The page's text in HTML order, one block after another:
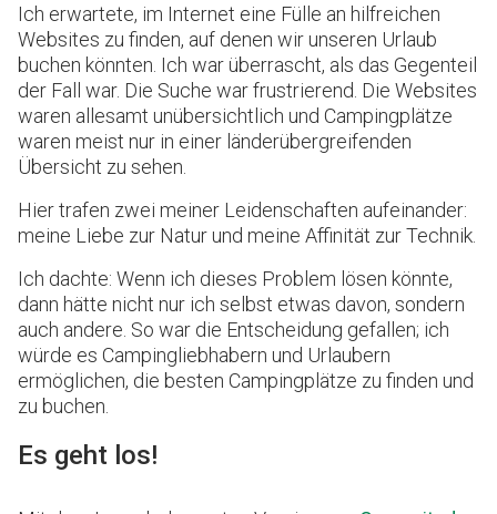
Ich erwartete, im Internet eine Fülle an hilfreichen
Websites zu finden, auf denen wir unseren Urlaub
buchen könnten. Ich war überrascht, als das Gegenteil
der Fall war. Die Suche war frustrierend. Die Websites
waren allesamt unübersichtlich und Campingplätze
waren meist nur in einer länderübergreifenden
Übersicht zu sehen.
Hier trafen zwei meiner Leidenschaften aufeinander:
meine Liebe zur Natur und meine Affinität zur Technik.
Ich dachte: Wenn ich dieses Problem lösen könnte,
dann hätte nicht nur ich selbst etwas davon, sondern
auch andere. So war die Entscheidung gefallen; ich
würde es Campingliebhabern und Urlaubern
ermöglichen, die besten Campingplätze zu finden und
zu buchen.
Es geht los!